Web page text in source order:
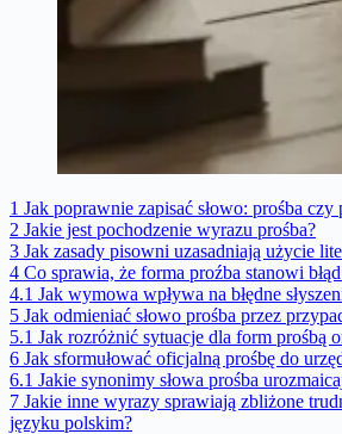
1 Jak poprawnie zapisać słowo: prośba czy
2 Jakie jest pochodzenie wyrazu prośba?
3 Jak zasady pisowni uzasadniają użycie
4 Co sprawia, że forma proźba stanowi
4.1 Jak wymowa wpływa na błędne
5 Jak odmieniać słowo prośba przez
5.1 Jak rozróżnić sytuacje dla form prośbą
6 Jak sformułować oficjalną prośbę do
6.1 Jakie synonimy słowa prośba
7 Jakie inne wyrazy sprawiają zbliżone
języku polskim?